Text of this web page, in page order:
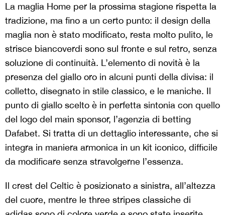
La maglia Home per la prossima stagione rispetta la
tradizione, ma fino a un certo punto: il design della
maglia non è stato modificato, resta molto pulito, le
strisce biancoverdi sono sul fronte e sul retro, senza
soluzione di continuità. L’elemento di novità è la
presenza del giallo oro in alcuni punti della divisa: il
colletto, disegnato in stile classico, e le maniche. Il
punto di giallo scelto è in perfetta sintonia con quello
del logo del main sponsor, l’agenzia di betting
Dafabet. Si tratta di un dettaglio interessante, che si
integra in maniera armonica in un kit iconico, difficile
da modificare senza stravolgerne l’essenza.
Il crest del Celtic è posizionato a sinistra, all’altezza
del cuore, mentre le three stripes classiche di